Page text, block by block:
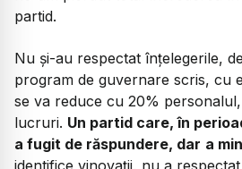
partid.
Nu și-au respectat înțelegerile,
program de guvernare scris, cu
se va reduce cu 20%
lucruri. Un partid care, în
a fugit de răspundere, dar a
identifice vinovații, nu a